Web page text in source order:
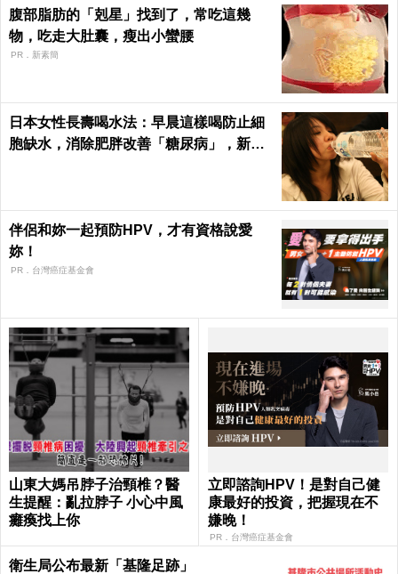
腹部脂肪的「剋星」找到了，常吃這幾
物，吃走大肚囊，瘦出小蠻腰
PR．新素簡
日本女性長壽喝水法：早晨這樣喝防止細
胞缺水，消除肥胖改善「糖尿病」，新陳
伴侶和妳一起預防HPV，才有資格說愛
妳！
PR．台灣癌症基金會
山東大媽吊脖子治頸椎？醫
生提醒：亂拉脖子 小心中風
癱瘓找上你
立即諮詢HPV！是對自己健
康最好的投資，把握現在不
嫌晚！
PR．台灣癌症基金會
衛生局公布最新「基隆足跡」